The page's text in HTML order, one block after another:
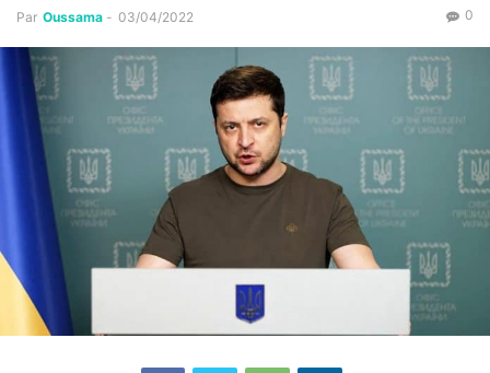
Par Oussama - 03/04/2022 0